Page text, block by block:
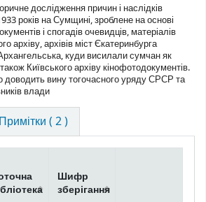
дослідження причин і наслідків
років на Сумщині, зроблене на основі
і спогадів очевидців, матеріалів
архіву, архівів міст Єкатеринбурга
куди висилали сумчан як
Київського архіву кінофотодокументів.
доводить вину тогочасного уряду СРСР та
влади
Примітки ( 2 )
Шифр
зберігання